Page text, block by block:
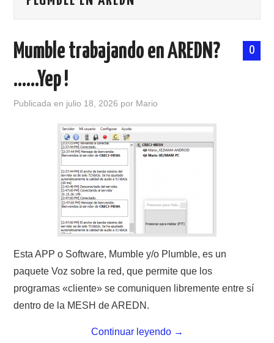
ANTENAS Y ACCESORIOS
HISTORIA DE LA RADIO
IMÁGENES CRECJ
LA PULGA MERCANTE
LITERATURA DE LA RADIO
MIEMBROS ORIGINALES
MODOS DIGITALES
0
Mumble trabajando en AREDN?
……Yep !
Publicada en julio 18, 2026 por Mario
Esta APP o Software, Mumble y/o Plumble, es un
paquete Voz sobre la red, que permite que los
programas «cliente» se comuniquen libremente entre sí
dentro de la MESH de AREDN.
Continuar leyendo →